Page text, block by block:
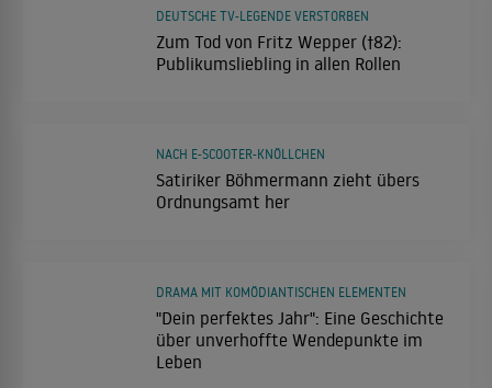
Zum Tod von Fritz Wepper (†82):
Publikumsliebling in allen Rollen
DEUTSCHE TV-LEGENDE VERSTORBEN
Satiriker Böhmermann zieht übers
Ordnungsamt her
NACH E-SCOOTER-KNÖLLCHEN
"Dein perfektes Jahr": Eine Geschichte
über unverhoffte Wendepunkte im
Leben
DRAMA MIT KOMÖDIANTISCHEN ELEMENTEN